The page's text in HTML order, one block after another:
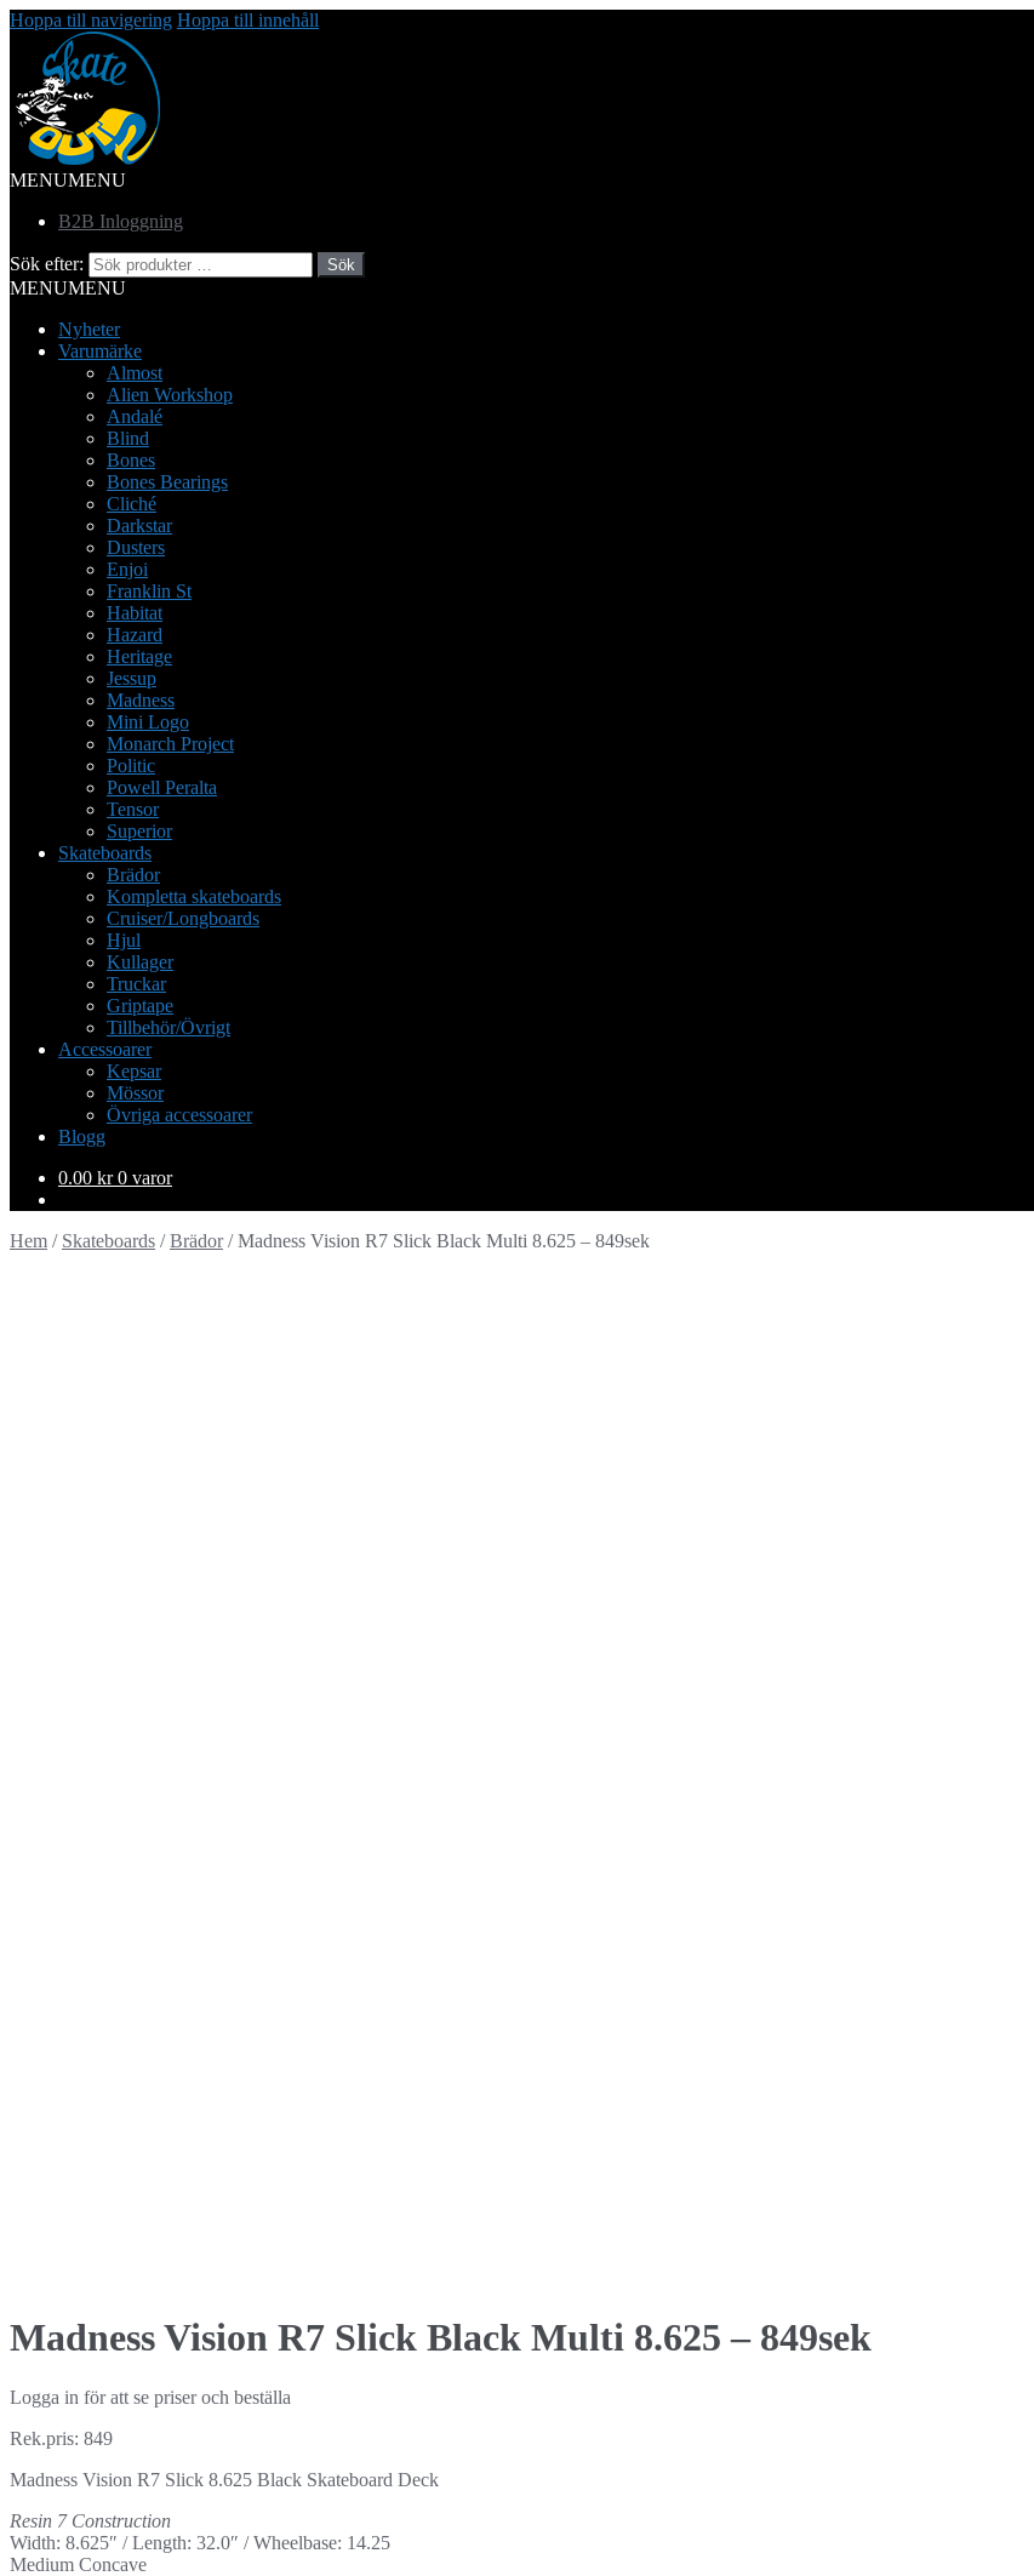
Hoppa till navigering Hoppa till innehåll
MENUMENU
B2B Inloggning
Sök efter: Sök
MENUMENU
Nyheter
Varumärke
Almost
Alien Workshop
Andalé
Blind
Bones
Bones Bearings
Cliché
Darkstar
Dusters
Enjoi
Franklin St
Habitat
Hazard
Heritage
Jessup
Madness
Mini Logo
Monarch Project
Politic
Powell Peralta
Tensor
Superior
Skateboards
Brädor
Kompletta skateboards
Cruiser/Longboards
Hjul
Kullager
Truckar
Griptape
Tillbehör/Övrigt
Accessoarer
Kepsar
Mössor
Övriga accessoarer
Blogg
0.00 kr 0 varor
Hem / Skateboards /Brädor/Madness Vision R7 Slick Black Multi 8.625 – 849sek
Madness Vision R7 Slick Black Multi 8.625 – 849sek
Logga in för att se priser och beställa
Rek.pris: 849
Madness Vision R7 Slick 8.625 Black Skateboard Deck
Resin 7 Construction
Width: 8.625″ / Length: 32.0″ / Wheelbase: 14.25
Medium Concave